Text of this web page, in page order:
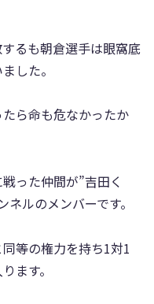
るも朝倉選手は眼窩底
した。
ら命も危なかったか
った仲間が”吉田く
ルのメンバーです。
等の権力を持ち1対1
ます。